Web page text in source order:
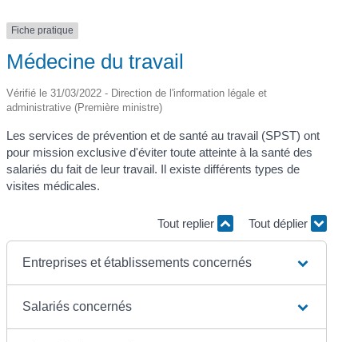
Fiche pratique
Médecine du travail
Vérifié le 31/03/2022 - Direction de l'information légale et
administrative (Première ministre)
Les services de prévention et de santé au travail (SPST) ont
pour mission exclusive d'éviter toute atteinte à la santé des
salariés du fait de leur travail. Il existe différents types de
visites médicales.
Tout replier Tout déplier
Entreprises et établissements concernés
Salariés concernés